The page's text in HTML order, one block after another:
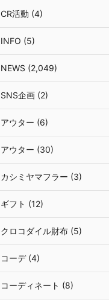
CR活動 (4)
INFO (5)
NEWS (2,049)
SNS企画 (2)
アウター (6)
アウター (30)
カシミヤマフラー (3)
ギフト (12)
クロコダイル財布 (5)
コーデ (4)
コーディネート (8)